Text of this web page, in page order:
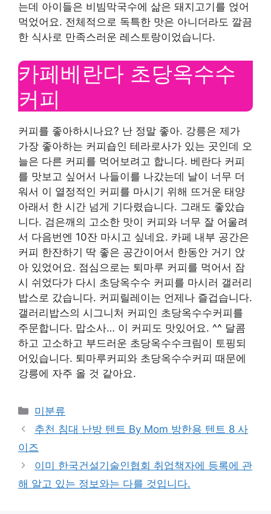
는데 아이들은 비빔막국수에 삶은 돼지고기를 얹어
먹었어요. 전체적으로 독특한 맛은 아니더라도 깔끔
한 식사로 만족스러운 레스토랑이었습니다.
카페베란다 초당옥수수
커피
커피를 좋아하시나요? 난 정말 좋아. 강릉은 제가
가장 좋아하는 커피숍인 테라로사가 있는 곳인데 오
늘은 다른 커피를 먹어보려고 합니다. 베란다 커피
를 맛보고 싶어서 나들이를 나갔는데 날이 너무 더
워서 이 열정적인 커피를 마시기 위해 뜨거운 태양
아래서 한 시간 넘게 기다렸습니다. 그래도 좋았습
니다. 검은깨의 고소한 맛이 커피와 너무 잘 어울려
서 다음번엔 10잔 마시고 싶네요. 카페 내부 공간은
커피 한잔하기 딱 좋은 공간이어서 한동안 거기 앉
아 있었어요. 점심으로는 퇴마루 커피를 먹어서 잠
시 쉬었다가 다시 초당옥수수 커피를 마시러 갤러리
밥스로 갔습니다. 커피릴레이는 언제나 즐겁습니다.
갤러리밥스의 시그니처 커피인 초당옥수수커피를
주문합니다. 맙소사… 이 커피도 맛있어요. ^^ 달콤
하고 고소하고 부드러운 초당옥수수크림이 토핑되
어있습니다. 퇴마루커피와 초당옥수수커피 때문에
강릉에 자주 올 것 같아요.
Categories
미분류
추천 침대 난방 텐트 By Mom 방한용 텐트 8 사
이즈
이미 한국건설기술인협회 취업책자에 등록에 관
해 알고 있는 정보와는 다를 것입니다.